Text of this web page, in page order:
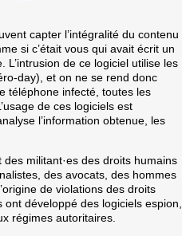
capter l’intégralité du contenu
si c’était vous qui avait écrit un
de ce logiciel utilise les
day), et on ne se rend donc
téléphone infecté, toutes les
de ces logiciels est
l’information obtenue, les
militant·es des droits humains
des avocats, des hommes
de violations des droits
développé des logiciels espion,
régimes autoritaires.